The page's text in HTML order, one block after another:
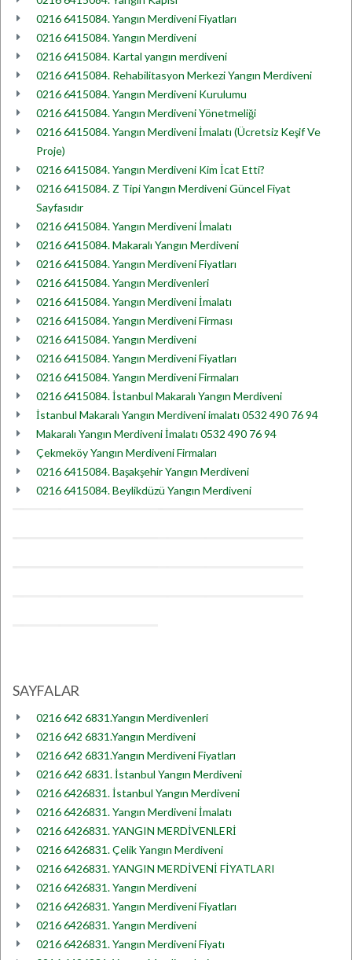
0216 6415084. Yangın Merdiveni Fiyatları
0216 6415084. Yangın Merdiveni
0216 6415084. Kartal yangın merdiveni
0216 6415084. Rehabilitasyon Merkezi Yangın Merdiveni
0216 6415084. Yangın Merdiveni Kurulumu
0216 6415084. Yangın Merdiveni Yönetmeliği
0216 6415084. Yangın Merdiveni İmalatı (Ücretsiz Keşif Ve
Proje)
0216 6415084. Yangın Merdiveni Kim İcat Etti?
0216 6415084. Z Tipi Yangın Merdiveni Güncel Fiyat
Sayfasıdır
0216 6415084. Yangın Merdiveni İmalatı
0216 6415084. Makaralı Yangın Merdiveni
0216 6415084. Yangın Merdiveni Fiyatları
0216 6415084. Yangın Merdivenleri
0216 6415084. Yangın Merdiveni İmalatı
0216 6415084. Yangın Merdiveni Firması
0216 6415084. Yangın Merdiveni
0216 6415084. Yangın Merdiveni Fiyatları
0216 6415084. Yangın Merdiveni Firmaları
0216 6415084. İstanbul Makaralı Yangın Merdiveni
İstanbul Makaralı Yangın Merdiveni imalatı 0532 490 76 94
Makaralı Yangın Merdiveni İmalatı 0532 490 76 94
Çekmeköy Yangın Merdiveni Firmaları
0216 6415084. Başakşehir Yangın Merdiveni
0216 6415084. Beylikdüzü Yangın Merdiveni
SAYFALAR
0216 642 6831.Yangın Merdivenleri
0216 642 6831.Yangın Merdiveni
0216 642 6831.Yangın Merdiveni Fiyatları
0216 642 6831. İstanbul Yangın Merdiveni
0216 6426831. İstanbul Yangın Merdiveni
0216 6426831. Yangın Merdiveni İmalatı
0216 6426831. YANGIN MERDİVENLERİ
0216 6426831. Çelik Yangın Merdiveni
0216 6426831. YANGIN MERDİVENİ FİYATLARI
0216 6426831. Yangın Merdiveni
0216 6426831. Yangın Merdiveni Fiyatları
0216 6426831. Yangın Merdiveni
0216 6426831. Yangın Merdiveni Fiyatı